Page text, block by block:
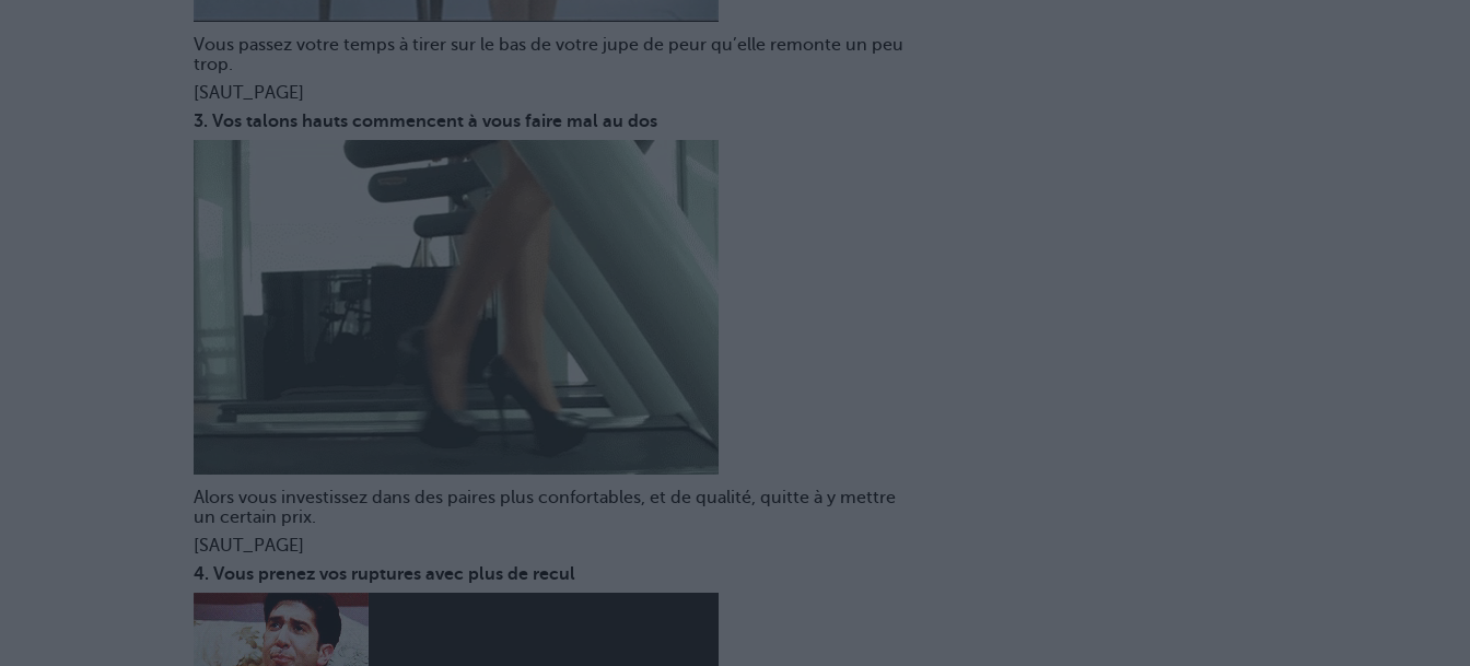
Vous passez votre temps à tirer sur le bas de votre jupe de peur qu’elle remonte un peu
trop.
[SAUT_PAGE]
3. Vos talons hauts commencent à vous faire mal au dos
Alors vous investissez dans des paires plus confortables, et de qualité, quitte à y mettre
un certain prix.
[SAUT_PAGE]
4. Vous prenez vos ruptures avec plus de recul